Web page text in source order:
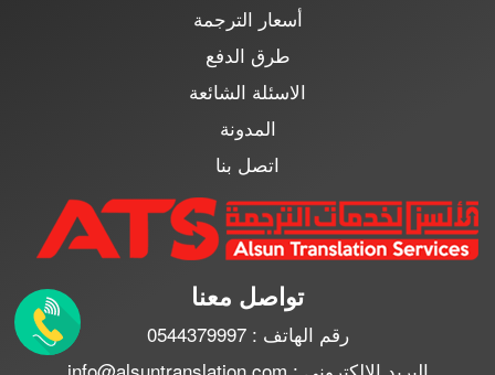
أسعار الترجمة
طرق الدفع
الاسئلة الشائعة
المدونة
اتصل بنا
تواصل معنا
رقم الهاتف : 0544379997